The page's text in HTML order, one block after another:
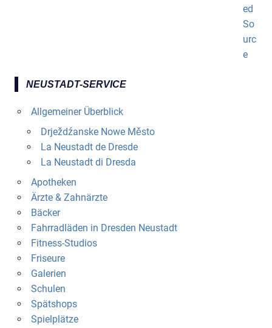
NEUSTADT-SERVICE
Allgemeiner Überblick
Drježdźanske Nowe Město
La Neustadt de Dresde
La Neustadt di Dresda
Apotheken
Ärzte & Zahnärzte
Bäcker
Fahrradläden in Dresden Neustadt
Fitness-Studios
Friseure
Galerien
Schulen
Spätshops
Spielplätze